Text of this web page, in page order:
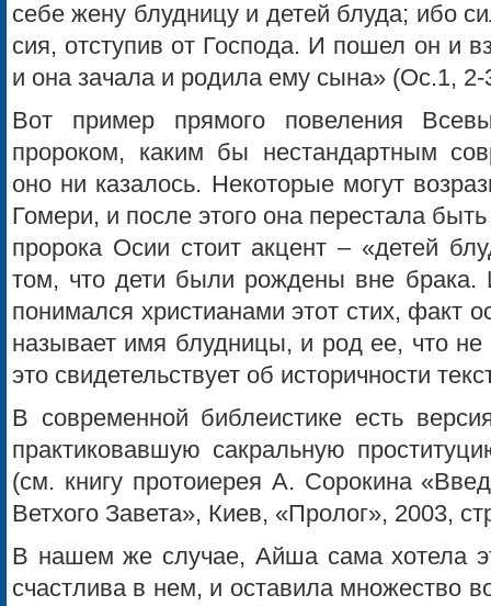
себе жену блудницу и детей блуда; ибо
сия, отступив от Господа. И пошел он и
и она зачала и родила ему сына» (Ос.1, 2-
Вот пример прямого повеления
пророком, каким бы нестандартным
оно ни казалось. Некоторые могут
Гомери, и после этого она перестала
пророка Осии стоит акцент – «детей
том, что дети были рождены вне брака.
понимался христианами этот стих, факт
называет имя блудницы, и род ее, что
это свидетельствует об историчности
В современной библеистике есть
практиковавшую сакральную
(см. книгу протоиерея А. Сорокина
Ветхого Завета», Киев, «Пролог», 2003,
В нашем же случае, Айша сама хотела
счастлива в нем, и оставила множество